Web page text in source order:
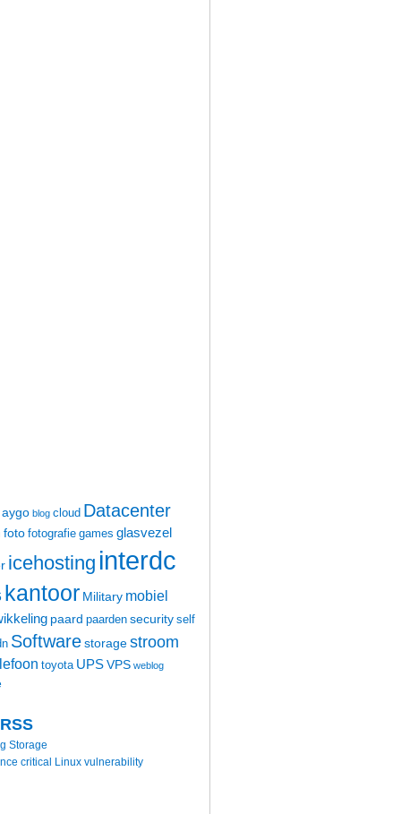
aygo blog cloud Datacenter
foto fotografie games glasvezel
icehosting interdc
kantoor Military mobiel
paard paarden security self
Softwarestoragestroom
toyota UPSVPS weblog
Storage
critical Linux vulnerability